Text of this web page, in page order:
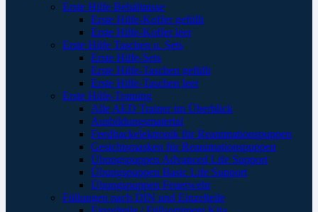
Erste Hilfe Behältnisse
Erste Hilfe-Koffer gefüllt
Erste Hilfe-Koffer leer
Erste Hilfe Taschen u. Sets
Erste Hilfe-Sets
Erste Hilfe-Taschen gefüllt
Erste Hilfe-Taschen leer
Erste Hilfe-Training
Alle AED Trainer im Überblick
Ausbildungsmaterial
Feedbackelektronik für Reanimationspuppen
Gesichtsmasken für Reanimationspuppen
Übungspuppen Advanced Life Support
Übungspuppen Basic Life Support
Übungspuppen Feuerwehr
Füllungen nach DIN und Einzelteile